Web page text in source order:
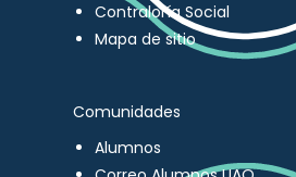
Contraloría Social
Mapa de sitio
Comunidades
Alumnos